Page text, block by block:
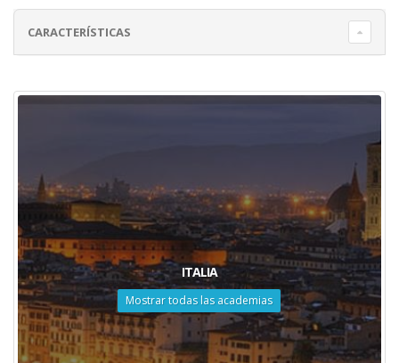
CARACTERÍSTICAS
ITALIA
Mostrar todas las academias